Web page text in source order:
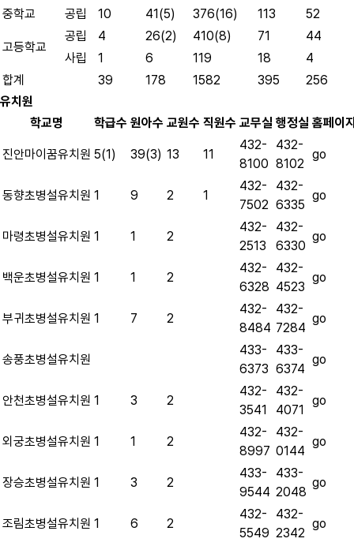
중학교
공립 10 41(5) 376(16) 113 52
고등학교
공립 4 26(2) 410(8) 71
44
사립
1 6 119 18
4
합계
39 178 1582 395
256
유치원
학교명
학급수 원아수 교원수 직원수 교무실 행정실 홈페이
진안마이꿈유치원 5(1) 39(3) 13 11
432-
8100
432-
8102
go
동향초병설유치원 1 9 2 1
432-
7502
432-
6335
go
마령초병설유치원 1 1 2
432-
2513
432-
6330
go
백운초병설유치원 1 1 2
432-
6328
432-
4523
go
부귀초병설유치원 1 7 2
432-
8484
432-
7284
go
송풍초병설유치원
433-
6373
433-
6374
go
안천초병설유치원 1 3 2
432-
3541
432-
4071
go
외궁초병설유치원 1 1 2
432-
8997
432-
0144
go
장승초병설유치원 1 3 2
433-
9544
433-
2048
go
조림초병설유치원 1 6 2
432-
5549
432-
2342
go